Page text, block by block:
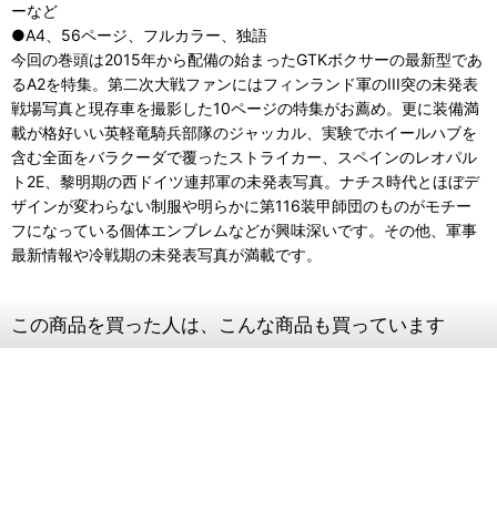
ーなど
●A4、56ページ、フルカラー、独語
今回の巻頭は2015年から配備の始まったGTKボクサーの最新型であ
るA2を特集。第二次大戦ファンにはフィンランド軍のIII突の未発表
戦場写真と現存車を撮影した10ページの特集がお薦め。更に装備満
載が格好いい英軽竜騎兵部隊のジャッカル、実験でホイールハブを
含む全面をバラクーダで覆ったストライカー、スペインのレオパル
ト2E、黎明期の西ドイツ連邦軍の未発表写真。ナチス時代とほぼデ
ザインが変わらない制服や明らかに第116装甲師団のものがモチー
フになっている個体エンブレムなどが興味深いです。その他、軍事
最新情報や冷戦期の未発表写真が満載です。
この商品を買った人は、こんな商品も買っています